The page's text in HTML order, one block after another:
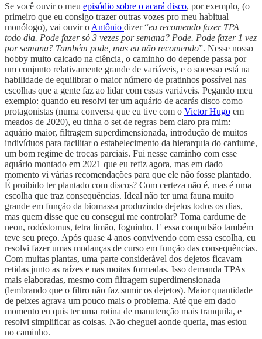
Se você ouvir o meu episódio sobre o acará disco, por exemplo, (o
primeiro que eu consigo trazer outras vozes pro meu habitual
monólogo), vai ouvir o Antônio dizer “eu recomendo fazer TPA
todo dia. Pode fazer só 3 vezes por semana? Pode. Pode fazer 1 vez
por semana? Também pode, mas eu não recomendo”. Nesse nosso
hobby muito calcado na ciência, o caminho do depende passa por
um conjunto relativamente grande de variáveis, e o sucesso está na
habilidade de equilibrar o maior número de pratinhos possível nas
escolhas que a gente faz ao lidar com essas variáveis. Pegando meu
exemplo: quando eu resolvi ter um aquário de acarás disco como
protagonistas (numa conversa que eu tive com o Victor Hugo em
meados de 2020), eu tinha o set de regras bem claro pra mim:
aquário maior, filtragem superdimensionada, introdução de muitos
indivíduos para facilitar o estabelecimento da hierarquia do cardume,
um bom regime de trocas parciais. Fui nesse caminho com esse
aquário montado em 2021 que eu refiz agora, mas em dado
momento vi várias recomendações para que ele não fosse plantado.
É proibido ter plantado com discos? Com certeza não é, mas é uma
escolha que traz consequências. Ideal não ter uma fauna muito
grande em função da biomassa produzindo dejetos todos os dias,
mas quem disse que eu consegui me controlar? Toma cardume de
neon, rodóstomus, tetra limão, foguinho. E essa compulsão também
teve seu preço. Após quase 4 anos convivendo com essa escolha, eu
resolvi fazer umas mudanças de curso em função das consequências.
Com muitas plantas, uma parte considerável dos dejetos ficavam
retidas junto as raízes e nas moitas formadas. Isso demanda TPAs
mais elaboradas, mesmo com filtragem superdimensionada
(lembrando que o filtro não faz sumir os dejetos). Maior quantidade
de peixes agrava um pouco mais o problema. Até que em dado
momento eu quis ter uma rotina de manutenção mais tranquila, e
resolvi simplificar as coisas. Não cheguei aonde queria, mas estou
no caminho.